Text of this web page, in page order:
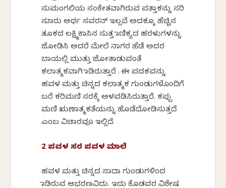
ಸುಮಂಗಲಿಯ ಸಂಕೇತವಾಗಿರುವ ಪತ್ತಾಕನ್ನು ಸರಿ
ಸುಮಾರು ಅರ್ಧ ಸವರನ್ ಇಲ್ಲವೆ ಅದಕ್ಕೂ ಹೆಚ್ಚಿನ
ತೂಕದ ಲಕ್ಷ್ಮಿಕಾಸಿನ ಸುತ್ತ ಮಾಣಿಕ್ಯದ ಹರಳುಗಳನ್ನು
ಜೋಡಿಸಿ ಅದರೆ ಮೇಲೆ ನಾಗರ ಹೆಡೆ ಅದರ
ಬಾಯಲ್ಲಿ ಮುತ್ತು ಜೋತಾಡುವಂತೆ
ಕಲಾತ್ಮಕವಾಗಿ ಮಾಡಿರುತ್ತಾರೆ . ಈ ಪದಕವನ್ನು
ಹವಳ ಮತ್ತು ಚಿನ್ನದ ಕಲಾತ್ಮಕ ಗುಂಡುಗಳೊಂದಿಗೆ
ಬರೆ ಕರಿಮಣಿ ಸರಕ್ಕೆ ಅಳವಡಿಸಿರುತ್ತಾರೆ. ಕಪ್ಪು
ಮಣಿ ಋಣಾತ್ಮಕತೆಯನ್ನು ಹೊಡೆದೋಡಿಸುತ್ತದೆ
ಎಂಬ ವಿಚಾರವೂ ಇಲ್ಲಿದೆ.
2 ಪವಳ ಸರ ಪವಳ ಮಾಲೆ
ಹವಳ ಮತ್ತು ಚಿನ್ನದ ಸಾದಾ ಗುಂಡುಗಳಿಂದ
ಮಾಡಿರುವ ಆಭರಣವಿದು. ಇದು ಕೊಡವರ ವಿಶೇಷ